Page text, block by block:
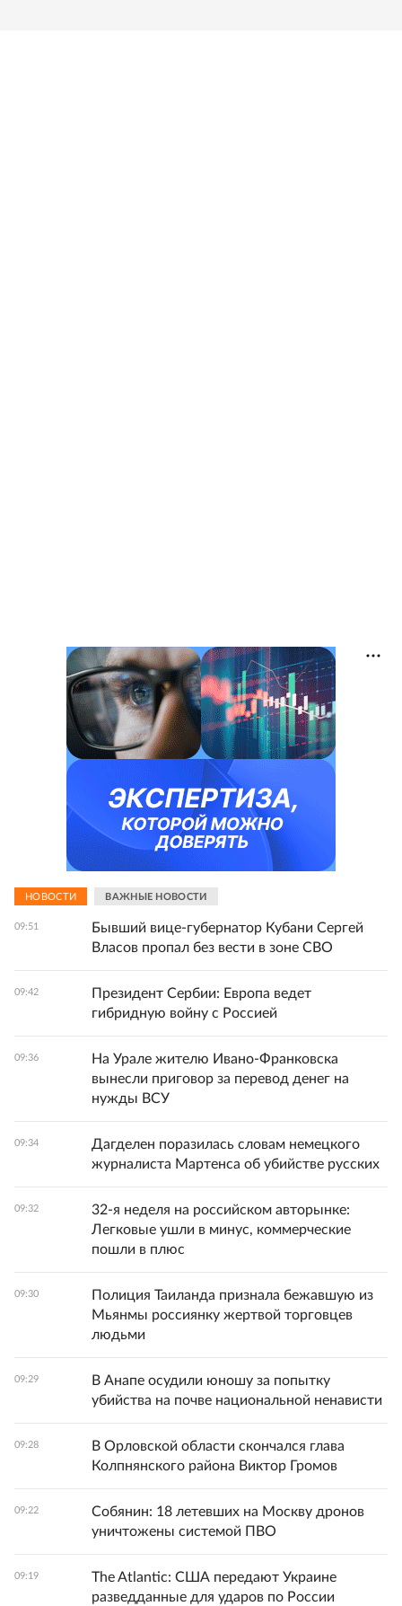
НОВОСТИ ВАЖНЫЕ НОВОСТИ
09:51
Бывший вице‑губернатор Кубани Сергей
Власов пропал без вести в зоне СВО
09:42
Президент Сербии: Европа ведет
гибридную войну с Россией
09:36
На Урале жителю Ивано-Франковска
вынесли приговор за перевод денег на
нужды ВСУ
09:34
Дагделен поразилась словам немецкого
журналиста Мартенса об убийстве русских
09:32
32-я неделя на российском авторынке:
Легковые ушли в минус, коммерческие
пошли в плюс
09:30
Полиция Таиланда признала бежавшую из
Мьянмы россиянку жертвой торговцев
людьми
09:29
В Анапе осудили юношу за попытку
убийства на почве национальной ненависти
09:28
В Орловской области скончался глава
Колпнянского района Виктор Громов
09:22
Собянин: 18 летевших на Москву дронов
уничтожены системой ПВО
09:19
The Atlantic: США передают Украине
разведданные для ударов по России